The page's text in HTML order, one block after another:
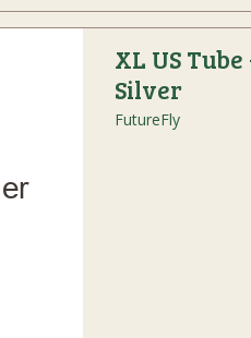
XL US
Silver
FutureFly